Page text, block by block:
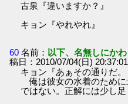
古泉『違いますか？』
キョン『やれやれ』
60 名前： 以下、名無しにか
稿日：2010/07/04(日)
キョン『あぁその通りだ。
俺は彼女の水着のため
ではない。正解には少し足